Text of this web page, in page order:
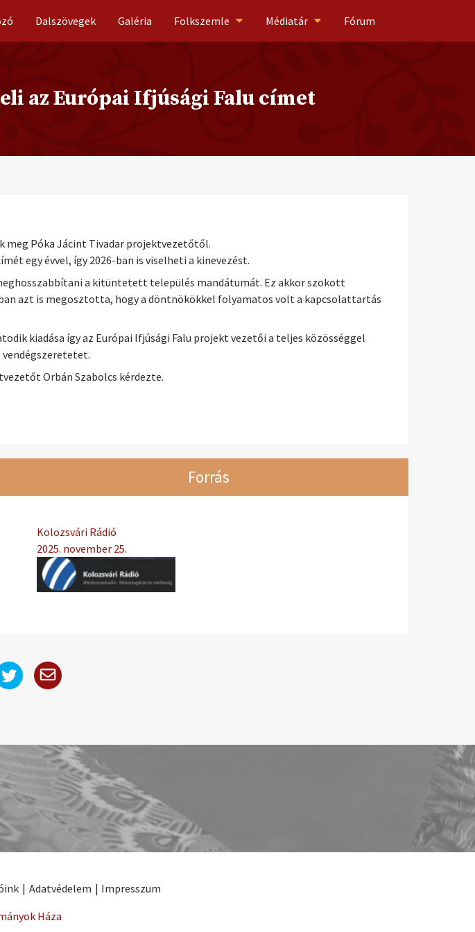
Dalszövegek Galéria Folkszemle Médiatár Fórum
az Európai Ifjúsági Falu címet
meg Póka Jácint Tivadar projektvezetőtől.
egy évvel, így 2026-ban is viselheti a kinevezést.
a kitüntetett település mandátumát. Ez akkor szokott
azt is megosztotta, hogy a döntnökökkel folyamatos volt a kapcsolattartás
kiadása így az Európai Ifjúsági Falu projekt vezetői a teljes közösséggel
Orbán Szabolcs kérdezte.
Forrás
Kolozsvári Rádió
2025. november 25.
| Adatvédelem | Impresszum
Háza